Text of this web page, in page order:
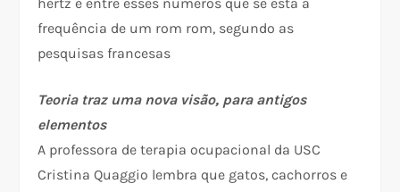
frequência de um rom rom, segundo as
pesquisas francesas
Teoria traz uma nova visão, para antigos
elementos
A professora de terapia ocupacional da USC
Cristina Quaggio lembra que gatos, cachorros e